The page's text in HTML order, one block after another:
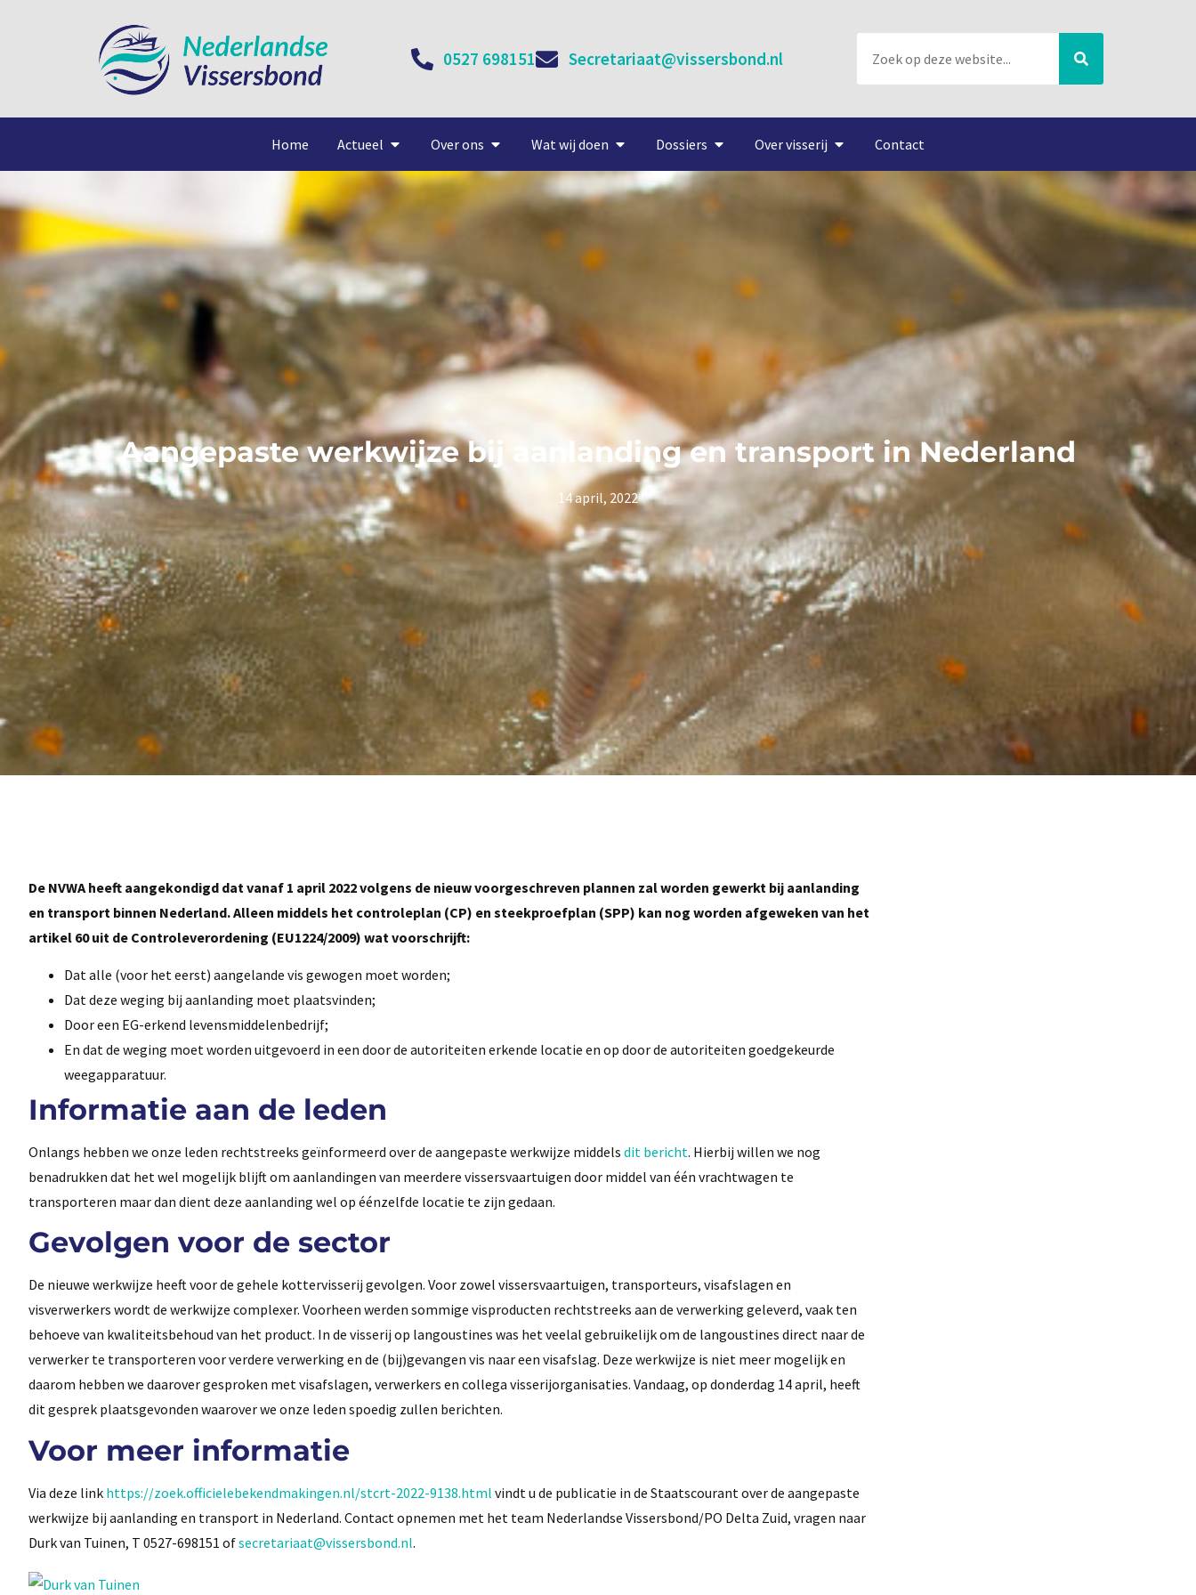
0527 698151 Secretariaat@vissersbond.nl
Home Actueel Over ons Wat wij doen Dossiers Over visserij Contact
Aangepaste werkwijze bij aanlanding en transport in Nederland
14 april, 2022
De NVWA heeft aangekondigd dat vanaf 1 april 2022 volgens de nieuw voorgeschreven plannen zal worden gewerkt bij aanlanding
en transport binnen Nederland. Alleen middels het controleplan (CP) en steekproefplan (SPP) kan nog worden afgeweken van het
artikel 60 uit de Controleverordening (EU1224/2009) wat voorschrijft:
Dat alle (voor het eerst) aangelande vis gewogen moet worden;
Dat deze weging bij aanlanding moet plaatsvinden;
Door een EG-erkend levensmiddelenbedrijf;
En dat de weging moet worden uitgevoerd in een door de autoriteiten erkende locatie en op door de autoriteiten goedgekeurde
weegapparatuur.
Informatie aan de leden
Onlangs hebben we onze leden rechtstreeks geïnformeerd over de aangepaste werkwijze middels dit bericht. Hierbij willen we nog
benadrukken dat het wel mogelijk blijft om aanlandingen van meerdere vissersvaartuigen door middel van één vrachtwagen te
transporteren maar dan dient deze aanlanding wel op éénzelfde locatie te zijn gedaan.
Gevolgen voor de sector
De nieuwe werkwijze heeft voor de gehele kottervisserij gevolgen. Voor zowel vissersvaartuigen, transporteurs, visafslagen en
visverwerkers wordt de werkwijze complexer. Voorheen werden sommige visproducten rechtstreeks aan de verwerking geleverd, vaak ten
behoeve van kwaliteitsbehoud van het product. In de visserij op langoustines was het veelal gebruikelijk om de langoustines direct naar de
verwerker te transporteren voor verdere verwerking en de (bij)gevangen vis naar een visafslag. Deze werkwijze is niet meer mogelijk en
daarom hebben we daarover gesproken met visafslagen, verwerkers en collega visserijorganisaties. Vandaag, op donderdag 14 april, heeft
dit gesprek plaatsgevonden waarover we onze leden spoedig zullen berichten.
Voor meer informatie
Via deze link https://zoek.officielebekendmakingen.nl/stcrt-2022-9138.html vindt u de publicatie in de Staatscourant over de aangepaste
werkwijze bij aanlanding en transport in Nederland. Contact opnemen met het team Nederlandse Vissersbond/PO Delta Zuid, vragen naar
Durk van Tuinen, T 0527-698151 ofsecretariaat@vissersbond.nl.